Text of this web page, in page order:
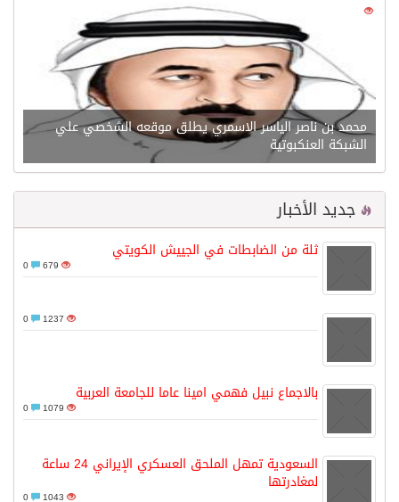
21666
محمد بن ناصر الياسر الاسمري يطلق موقعه الشخصي علي
الشبكة العنكبوتية
جديد الأخبار
ثلة من الضابطات في الجييش الكويتي
679
1237
بالاجماع نبيل فهمي امينا عاما للجامعة العربية
1079
السعودية تمهل الملحق العسكري الإيراني 24 ساعة
لمغادرتها
1043